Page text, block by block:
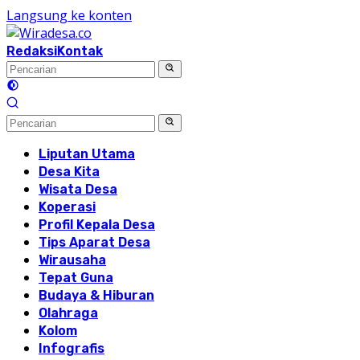
Langsung ke konten
RedaksiKontak
Liputan Utama
Desa Kita
Wisata Desa
Koperasi
Profil Kepala Desa
Tips Aparat Desa
Wirausaha
Tepat Guna
Budaya & Hiburan
Olahraga
Kolom
Infografis